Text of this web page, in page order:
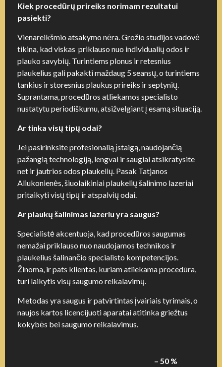
Kiek procedūrų prireiks norimam rezultatui
pasiekti?
Vienareikšmio atsakymo nėra. Grožio studijos vadovė
tikina, kad viskas priklauso nuo individualių odos ir
plauko savybių. Turintiems plonus ir retesnius
plaukelius gali pakakti maždaug 5 seansų, o turintiems
tankius ir storesnius plaukus prireiks ir septynių.
Suprantama, procedūros atliekamos specialisto
nustatytu periodiškumu, atsižvelgiant į esamą situaciją.
Ar tinka visų tipų odai?
Jei pasirinksite profesionalią įstaigą, naudojančią
pažangią technologiją, lengvai ir saugiai atsikratysite
net ir jautrios odos plaukelių. Pasak Tatjanos
Aliukonienės, šiuolaikiniai plaukelių šalinimo lazeriai
pritaikyti visų tipų ir atspalvių odai.
Ar plaukų šalinimas lazeriu yra saugus?
Specialistė akcentuoja, kad procedūros saugumas
nemažai priklauso nuo naudojamos technikos ir
plaukelius šalinančio specialisto kompetencijos.
Žinoma, ir pats klientas, kuriam atliekama procedūra,
turi laikytis visų saugumo reikalavimų.
Metodas yra saugus ir patvirtintas įvairiais tyrimais, o
naujos kartos licencijuoti aparatai atitinka griežtus
kokybės bei saugumo reikalavimus.
– 50 %